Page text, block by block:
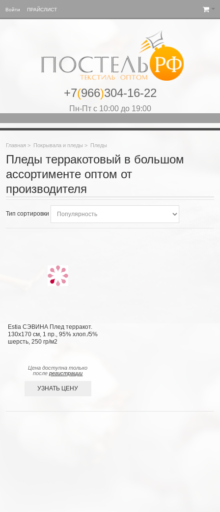
Войти ПРАЙСЛИСТ
+7(966)304-16-22
Пн-Пт с 10:00 до 19:00
Главная > Покрывала и пледы > Пледы
Пледы терракотовый в большом
ассортименте оптом от
производителя
Тип сортировки
Estia СЭВИНА Плед терракот.
130х170 см, 1 пр., 95% хлоп./5%
шерсть, 250 гр/м2
Цена доступна только
послерегистрации
УЗНАТЬ ЦЕНУ